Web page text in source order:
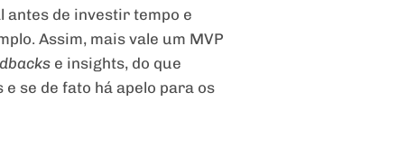
de investir tempo e
Assim, mais vale um MVP
e insights, do que
se de fato há apelo para os